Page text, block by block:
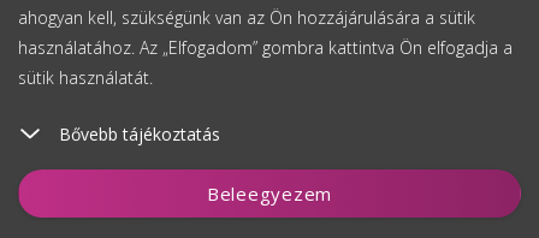
ahogyan kell, szükségünk van az Ön hozzájárulására a sütik
használatához. Az „Elfogadom” gombra kattintva Ön elfogadja a
sütik használatát.
Bővebb tájékoztatás
Beleegyezem
Kosárhoz ad